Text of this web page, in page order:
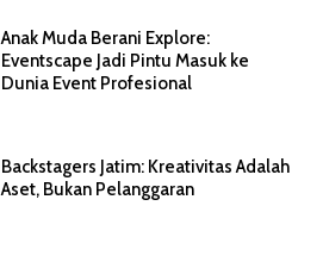
Anak Muda Berani Explore:
Eventscape Jadi Pintu Masuk ke
Dunia Event Profesional
Backstagers Jatim: Kreativitas Adalah
Aset, Bukan Pelanggaran